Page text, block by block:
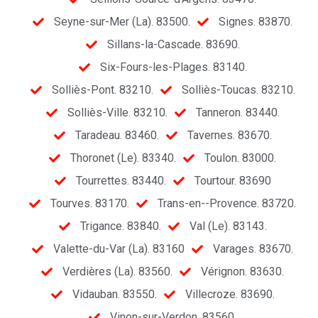
Seyne-sur-Mer (La). 83500.
Signes. 83870.
Sillans-la-Cascade. 83690.
Six-Fours-les-Plages. 83140.
Solliès-Pont. 83210.
Solliès-Toucas. 83210.
Solliès-Ville. 83210.
Tanneron. 83440.
Taradeau. 83460.
Tavernes. 83670.
Thoronet (Le). 83340.
Toulon. 83000.
Tourrettes. 83440.
Tourtour. 83690
Tourves. 83170.
Trans-en--Provence. 83720.
Trigance. 83840.
Val (Le). 83143.
Valette-du-Var (La). 83160
Varages. 83670.
Verdières (La). 83560.
Vérignon. 83630.
Vidauban. 83550.
Villecroze. 83690.